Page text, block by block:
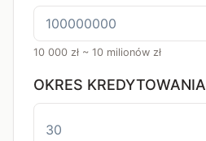
10 000 zł ~ 10 milionów zł
OKRES KREDYTOWANIA